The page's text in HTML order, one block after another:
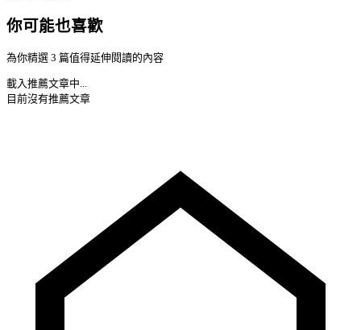
你可能也喜歡
為你精選 3 篇值得延伸閱讀的內容
載入推薦文章中...
目前沒有推薦文章